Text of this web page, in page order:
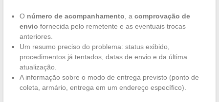
O número de acompanhamento , a comprovação de
envio fornecida pelo remetente e as eventuais trocas
anteriores.
Um resumo preciso do problema: status exibido,
procedimentos já tentados, datas de envio e da última
atualização.
A informação sobre o modo de entrega previsto (ponto de
coleta, armário, entrega em um endereço específico).